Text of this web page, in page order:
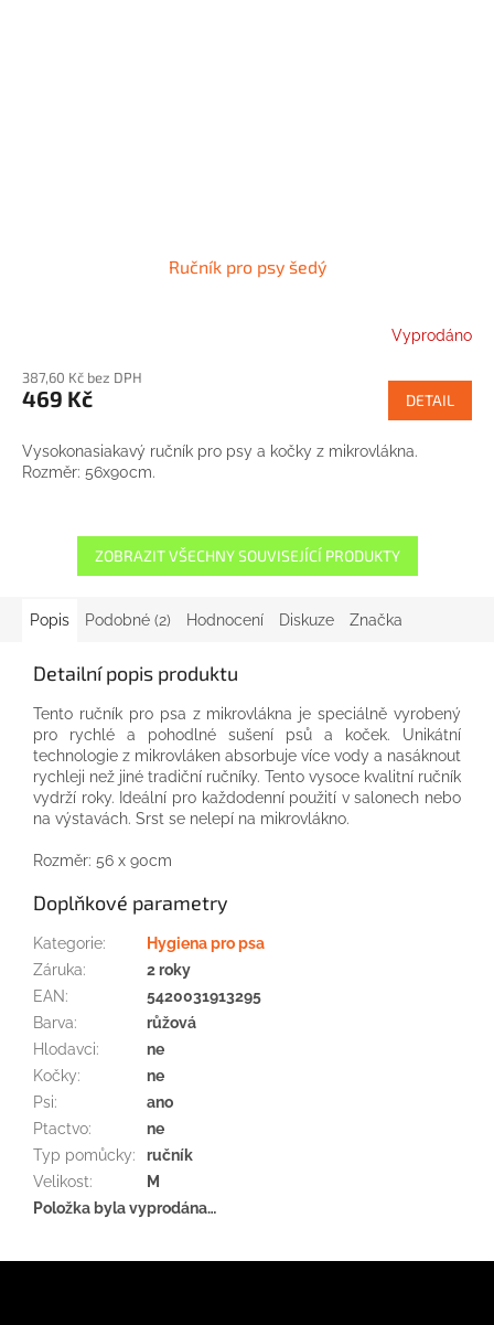
Ručník pro psy šedý
Vyprodáno
387,60 Kč bez DPH
469 Kč DETAIL
Vysokonasiakavý ručník pro psy a kočky z mikrovlákna.
Rozměr: 56x90cm.
ZOBRAZIT VŠECHNY SOUVISEJÍCÍ PRODUKTY
Popis Podobné (2) Hodnocení Diskuze Značka
Detailní popis produktu
Tento ručník pro psa z mikrovlákna je speciálně vyrobený
pro rychlé a pohodlné sušení psů a koček. Unikátní
technologie z mikrovláken absorbuje více vody a nasáknout
rychleji než jiné tradiční ručníky. Tento vysoce kvalitní ručník
vydrží roky. Ideální pro každodenní použití v salonech nebo
na výstavách. Srst se nelepí na mikrovlákno.
Rozměr: 56 x 90cm
Doplňkové parametry
Kategorie:
Hygiena pro psa
Záruka:
2 roky
EAN:
5420031913295
Barva:
růžová
Hlodavci:
ne
Kočky:
ne
Psi:
ano
Ptactvo:
ne
Typ pomůcky:
ručník
Velikost:
M
Položka byla vyprodána…